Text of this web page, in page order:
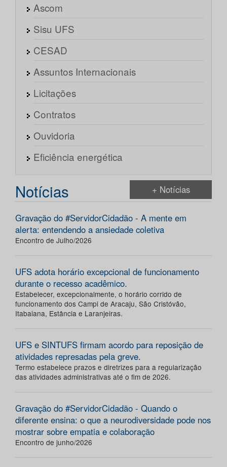
Ascom
Sisu UFS
CESAD
Assuntos Internacionais
Licitações
Contratos
Ouvidoria
Eficiência energética
Notícias + Notícias
Gravação do #ServidorCidadão - A mente em
alerta: entendendo a ansiedade coletiva
Encontro de Julho/2026
UFS adota horário excepcional de funcionamento
durante o recesso acadêmico.
Estabelecer, excepcionalmente, o horário corrido de
funcionamento dos Campi de Aracaju, São Cristóvão,
Itabaiana, Estância e Laranjeiras.
UFS e SINTUFS firmam acordo para reposição de
atividades represadas pela greve.
Termo estabelece prazos e diretrizes para a regularização
das atividades administrativas até o fim de 2026.
Gravação do #ServidorCidadão - Quando o
diferente ensina: o que a neurodiversidade pode nos
mostrar sobre empatia e colaboração
Encontro de junho/2026